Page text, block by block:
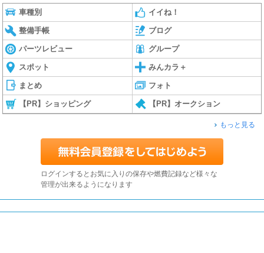
車種別 イイね！
整備手帳 ブログ
パーツレビュー グループ
スポット みんカラ＋
まとめ フォト
【PR】ショッピング 【PR】オークション
もっと見る
ログインするとお気に入りの保存や燃費記録など様々な
管理が出来るようになります